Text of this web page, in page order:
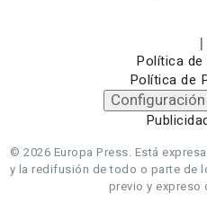
|
Política de
Política de
© 2026 Europa Press. Está
y la redifusión de todo o parte de
previo y expreso